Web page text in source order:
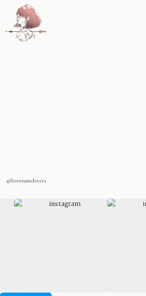
@lovewanderers